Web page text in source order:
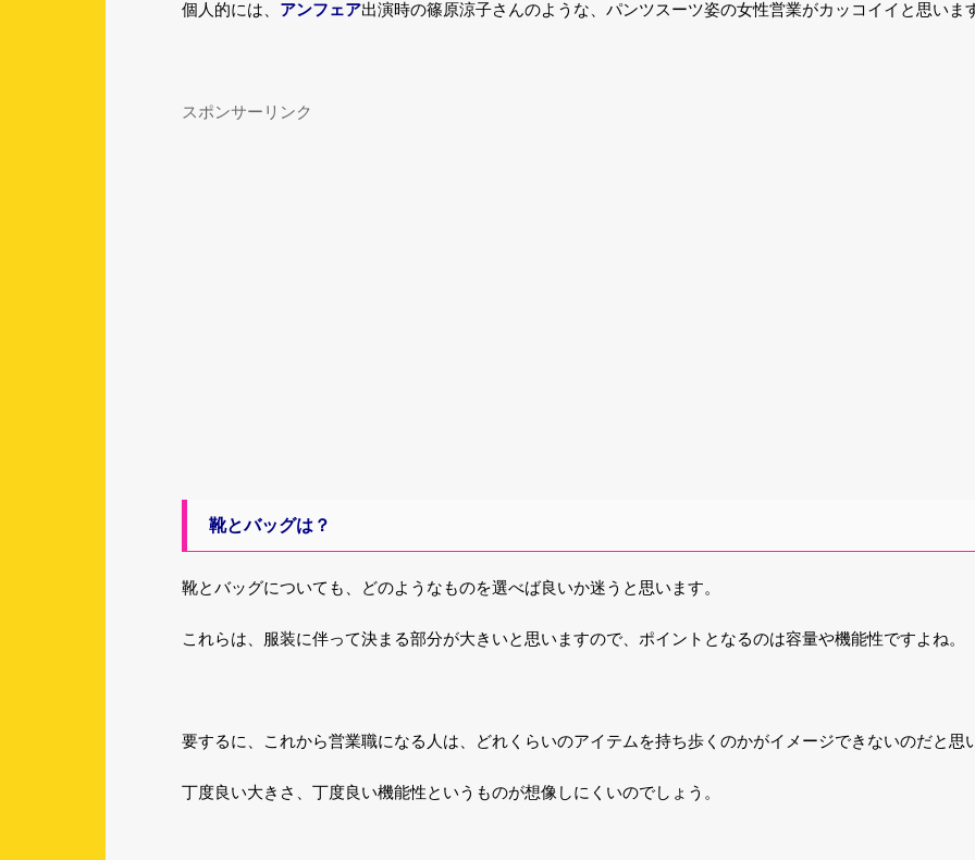
個人的には、 アンフェア出演時の篠原涼子さんのような、パンツスーツ姿の女性営業がカッコイイと思いま
スポンサーリンク
靴とバッグは？
靴とバッグについても、どのようなものを選べば良いか迷うと思います。
これらは、服装に伴って決まる部分が大きいと思いますので、ポイントとなるのは容量や機能性ですよね。
要するに、これから営業職になる人は、どれくらいのアイテムを持ち歩くのかがイメージできないのだと思
丁度良い大きさ、丁度良い機能性というものが想像しにくいのでしょう。